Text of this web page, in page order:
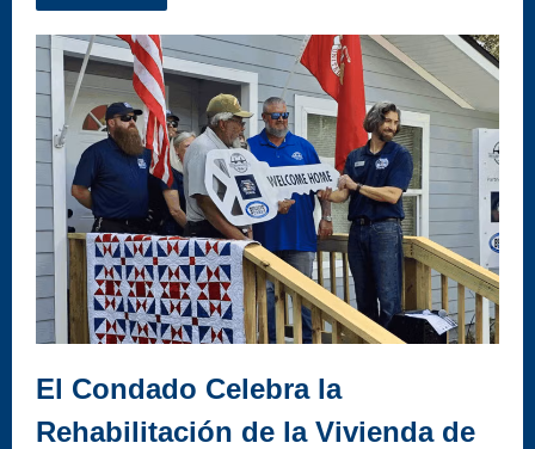
El Condado Celebra la
Rehabilitación de la Vivienda de